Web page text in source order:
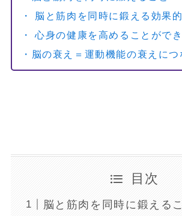
・ 脳と筋肉を同時に鍛える効果
・ 心身の健康を高めることがで
・脳の衰え＝運動機能の衰えにつ
目次
脳と筋肉を同時に鍛える